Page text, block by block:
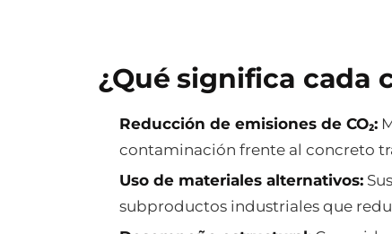
¿Qué significa cada
Reducción de emisiones de CO₂:
contaminación frente al concreto
Uso de materiales alternativos:
subproductos industriales que